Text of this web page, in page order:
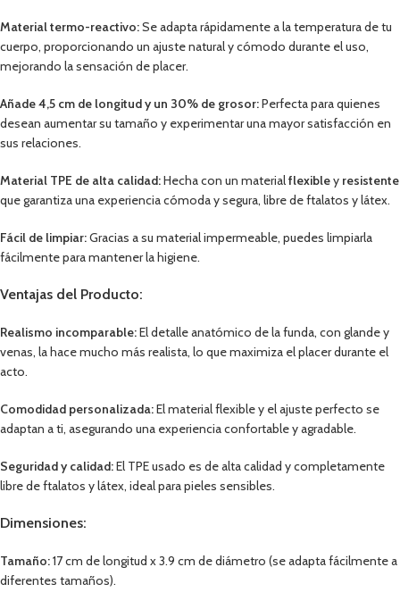
Material termo-reactivo:Se adapta rápidamente a la temperatura de tu
cuerpo, proporcionando un ajuste natural y cómodo durante el uso,
mejorando la sensación de placer.
Añade 4,5 cm de longitud y un 30% de grosor:Perfecta para quienes
desean aumentar su tamaño y experimentar una mayor satisfacción en
sus relaciones.
Material TPE de alta calidad:Hecha con un materialflexibley resistente
que garantiza una experiencia cómoda y segura, libre de ftalatos y látex.
Fácil de limpiar:Gracias a su material impermeable, puedes limpiarla
fácilmente para mantener la higiene.
Ventajas del Producto:
Realismo incomparable:El detalle anatómico de la funda, con glande y
venas, la hace mucho más realista, lo que maximiza el placer durante el
acto.
Comodidad personalizada:El material flexible y el ajuste perfecto se
adaptan a ti, asegurando una experiencia confortable y agradable.
Seguridad y calidad:El TPE usado es de alta calidad y completamente
libre de ftalatos y látex, ideal para pieles sensibles.
Dimensiones:
Tamaño:17 cm de longitud x 3.9 cm de diámetro (se adapta fácilmente a
diferentes tamaños).